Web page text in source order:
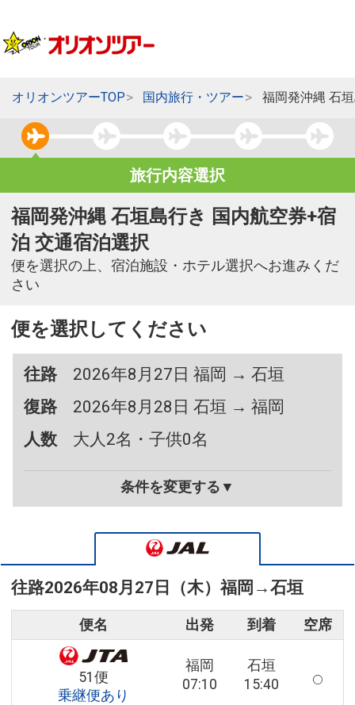
オリオンツアーTOP 国内旅行・ツアー 福岡発沖縄 石
旅行内容選択
福岡発沖縄 石垣島行き 国内航空券+宿
泊 交通宿泊選択
便を選択の上、宿泊施設・ホテル選択へお進みくだ
さい
便を選択してください
往路
2026年8月27日 福岡 → 石垣
復路
2026年8月28日 石垣 → 福岡
人数
大人2名・子供0名
条件を変更する▼
往路2026年08月27日（木）福岡 →石垣
便名 出発 到着 空席
51便
乗継便あり
福岡
07:10
石垣
15:40